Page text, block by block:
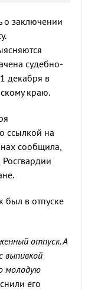
о заключении
судебно-
декабря в
краю.
ссылкой на
сообщила,
был в отпуске
отпуск. А
выпивкой
молодую
его